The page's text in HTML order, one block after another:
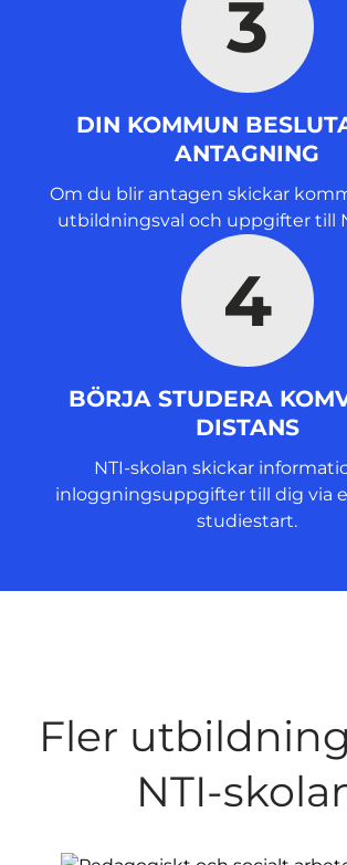
3
DIN KOMMUN
ANTAGNING
Om du blir antagen skickar
utbildningsval och uppgifter till
4
BÖRJA STUDERA
DISTANS
NTI-skolan skickar
inloggningsuppgifter till dig via
studiestart.
Fler
NTI-